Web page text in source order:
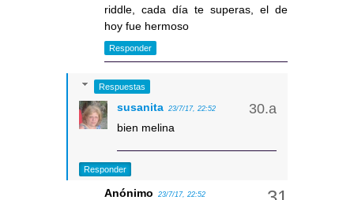
riddle, cada día te superas, el de
hoy fue hermoso
Responder
Respuestas
susanita 23/7/17, 22:52
bien melina
Responder
Anónimo 23/7/17, 22:52